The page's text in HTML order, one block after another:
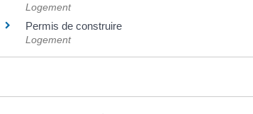
Logement
Permis de construire
Logement